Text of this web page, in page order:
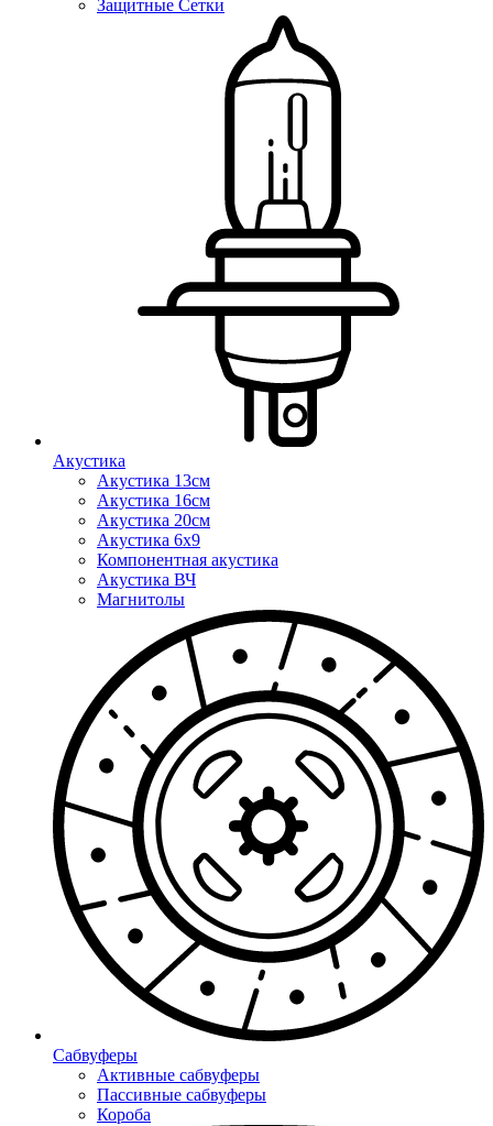
Защитные Сетки
Акустика
Акустика 13см
Акустика 16см
Акустика 20см
Акустика 6x9
Компонентная акустика
Акустика ВЧ
Магнитолы
Сабвуферы
Активные сабвуферы
Пассивные сабвуферы
Короба